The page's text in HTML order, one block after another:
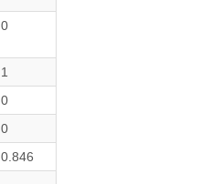
0
1
0
0
0.846